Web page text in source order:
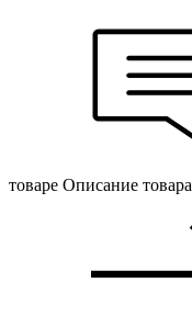
товаре Описание товара